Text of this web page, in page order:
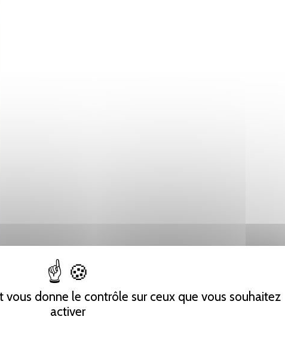
vous donne le contrôle sur ceux que vous souhaitez
activer